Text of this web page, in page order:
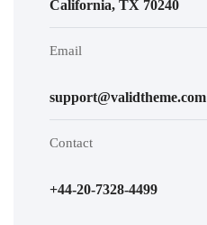
California, TX 70240
Email
support@validtheme.com
Contact
+44-20-7328-4499